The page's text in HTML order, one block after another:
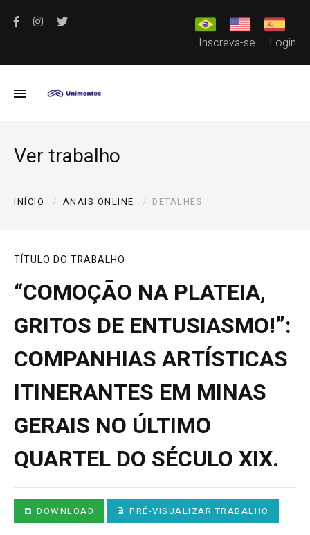
Inscreva-se Login
Ver trabalho
INÍCIO ANAIS ONLINE DETALHES
TÍTULO DO TRABALHO
“COMOÇÃO NA PLATEIA,
GRITOS DE ENTUSIASMO!”:
COMPANHIAS ARTÍSTICAS
ITINERANTES EM MINAS
GERAIS NO ÚLTIMO
QUARTEL DO SÉCULO XIX.
DOWNLOAD PRÉ-VISUALIZAR TRABALHO